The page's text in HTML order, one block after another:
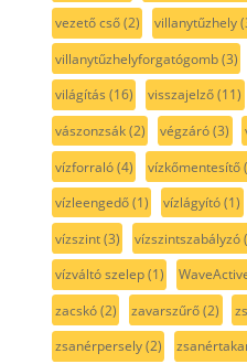
vezető cső(2) villanytűzhely
villanytűzhelyforgatógomb(3)
világítás (16) visszajelző(11)
vászonzsák(2) végzáró(3)
vízforraló(4) vízkőmentesítő
vízleengedő(1) vízlágyító(1)
vízszint(3) vízszintszabályzó
vízváltó szelep(1)
zacskó(2) zavarszűrő(2)
zsanérpersely(2)